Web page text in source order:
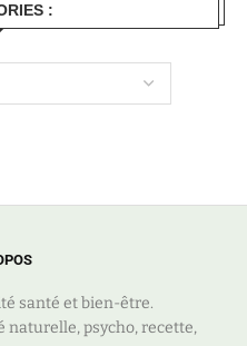
:
santé et bien-être.
naturelle, psycho, recette,